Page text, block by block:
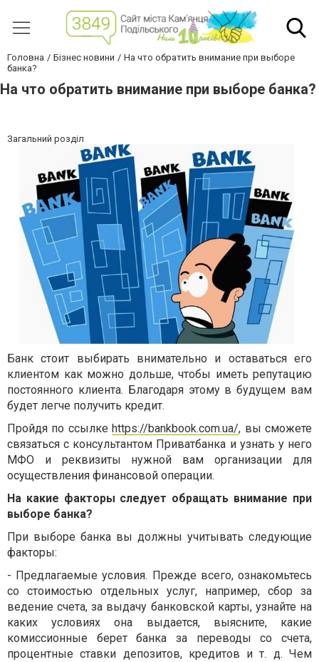
Головна Бізнес новини
На что обратить внимание при выборе
банка?
На что обратить внимание при выборе банка?
Загальний розділ
Банк стоит выбирать внимательно и оставаться его
клиентом как можно дольше, чтобы иметь репутацию
постоянного клиента. Благодаря этому в будущем вам
будет легче получить кредит.
Пройдя по ссылкеhttps://bankbook.com.ua/, вы сможете
связаться с консультантом Приватбанка и узнать у него
МФО и реквизиты нужной вам организации для
осуществления финансовой операции.
На какие факторы следует обращать внимание при
выборе банка?
При выборе банка вы должны учитывать следующие
факторы:
- Предлагаемые условия. Прежде всего, ознакомьтесь
со стоимостью отдельных услуг, например, сбор за
ведение счета, за выдачу банковской карты, узнайте на
каких условиях она выдается, выясните, какие
комиссионные берет банка за переводы со счета,
процентные ставки депозитов, кредитов и т. д. Чем